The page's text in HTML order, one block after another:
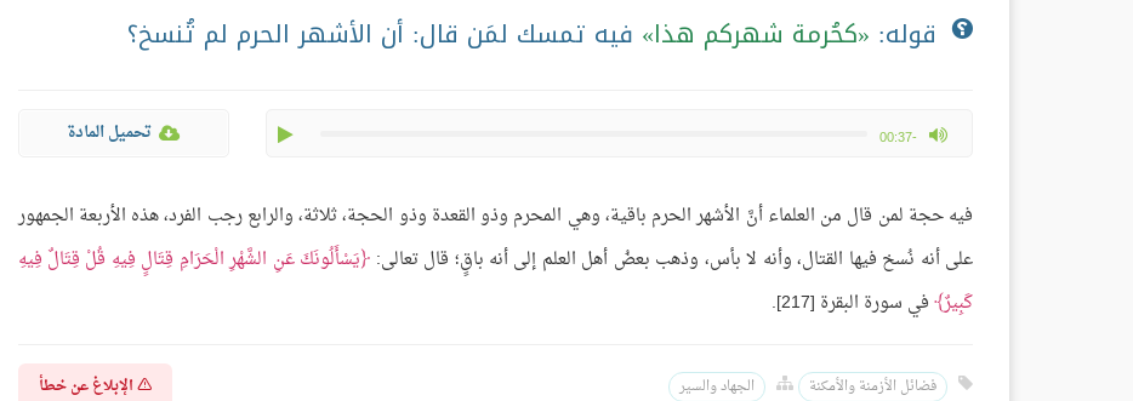
قوله: كحُرمة شهركم هذا فيه تمسك لمَن قال: أن الأشهر الحرم لم تُنسخ؟
-00:37
max volume تحميل المادة
فيه حجة لمن قال من العلماء أنَّ الأشهر الحرم باقية، وهي المحرم وذو القعدة وذو الحجة، ثلاثة، والرابع رجب الفرد، هذه الأربعة الجمهور
على أنه نُسخ فيها القتال، وأنه لا بأس، وذهب بعضُ أهل العلم إلى أنه باقٍ؛ قال تعالى: يَسْأَلُونَكَ عَنِ الشَّهْرِ الْحَرَامِ قِتَالٍ فِيهِ قُلْ قِتَالٌ فِيهِ
كَبِيرٌ في سورة البقرة [217].
فضائل الأزمنة والأمكنة الجهاد والسير الإبلاغ عن خطأ